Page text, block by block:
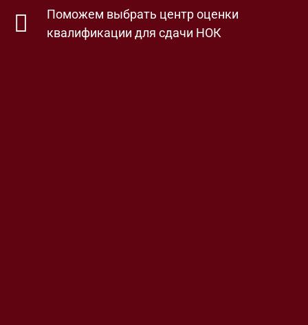
Поможем выбрать центр оценки
квалификации для сдачи НОК